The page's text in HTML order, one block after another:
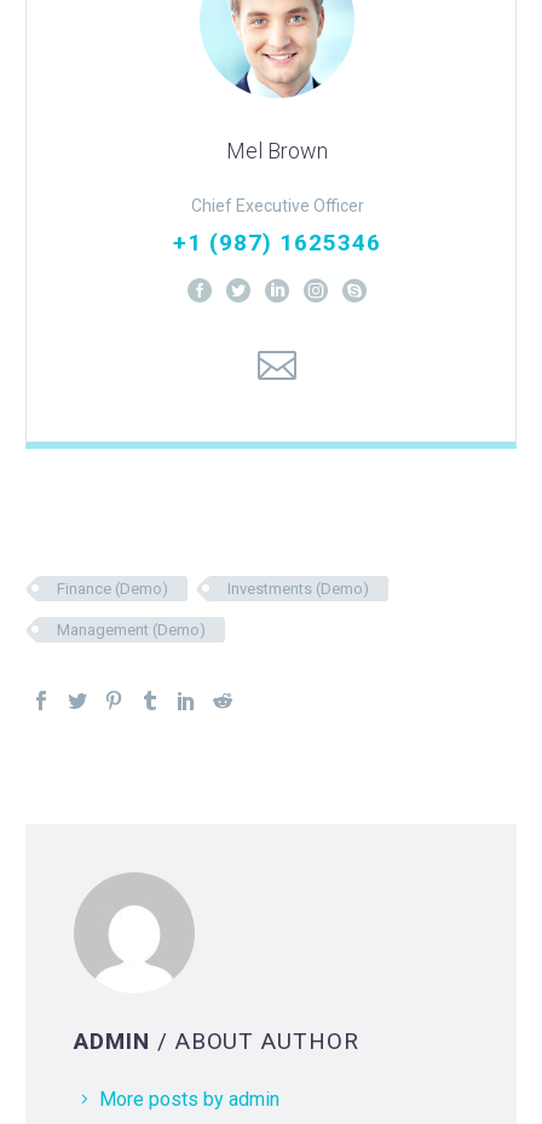
Mel Brown
Chief Executive Officer
+1 (987) 1625346
Finance (Demo) Investments (Demo)
Management (Demo)
ADMIN / ABOUT AUTHOR
More posts by admin